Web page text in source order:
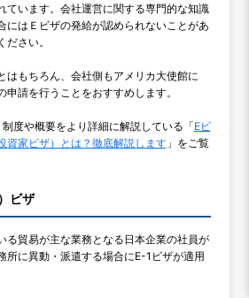
ています。会社運営に関する専門的な知識
にはＥビザの発給が認められないことがあ
さい。
はもちろん、会社側もアメリカ大使館に
申請を行うことをおすすめします。
度や概要をより詳細に解説している「Eビ
資家ビザ）とは？徹底解説します」をご覧
ビザ
る貿易が主な業務となる日本企業の社員が
所に異動・派遣する場合にE-1ビザが適用